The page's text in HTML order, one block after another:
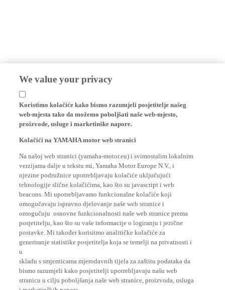
We value your privacy
web-mjesta tako da možemo poboljšati naše web-mjesto,
proizvode, usluge i marketinške napore.
verzijama dalje u tekstu mi, Yamaha Motor Europe N.V., i
njezine podružnice upotrebljavaju kolačiće uključujući
tehnologije slične kolačićima, kao što su javascript i web
beacons. Mi upotrebljavamo funkcionalne kolačiće koji
omogučavaju ispravno djelovanje naše web stranice i
omogučuju osnovne funkcionalnosti naše web stranice prema
posjetitelju, kao što su vaše informacije o logiranju i jezične
postavke. Mi također korisitmo analitičke kolačiće za
generiranje statistike posjetitelja koja se temelji na privatnosti i
u
bismo razumjeli kako posjetitelji upotrebljavaju našu web
stranicu u cilju poboljšanja naše web stranice, proizvoda, usluga
i marketinških napora.